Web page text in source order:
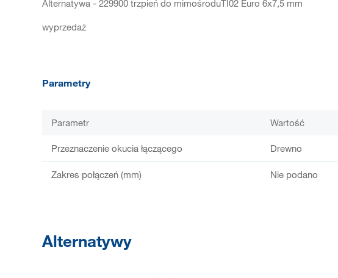
Alternatywa - 229900 trzpień do mimośroduTI02 Euro 6x7,5 mm
wyprzedaż
Parametry
Parametr Wartość
Przeznaczenie okucia łączącego Drewno
Zakres połączeń (mm) Nie podano
Alternatywy